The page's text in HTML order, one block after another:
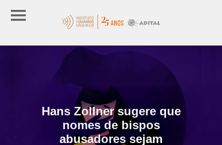
Hans Zollner sugere que
nomes de bispos
abusadores sejam